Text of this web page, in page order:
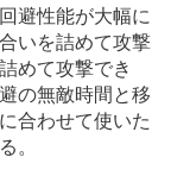
避性能が大幅に
いを詰めて攻撃
めて攻撃でき
の無敵時間と移
合わせて使いた
。